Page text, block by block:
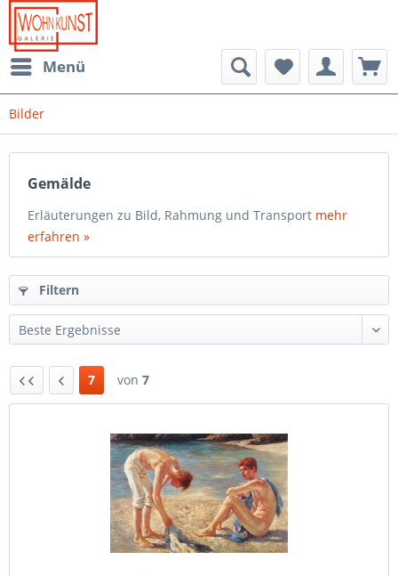
Menü
Bilder
Gemälde
Erläuterungen zu Bild, Rahmung und Transport mehr
erfahren »
Filtern
7 von 7